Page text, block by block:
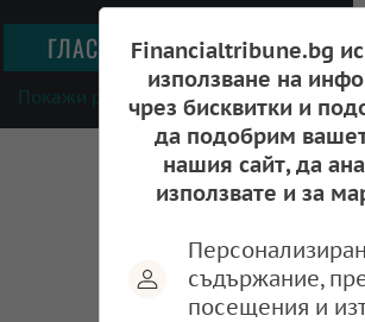
Покажи резултати
Financialtribune.bg
използване на
чрез бисквитки и
да подобрим
нашия сайт, да
използвате и за
съдържание,
посещения и